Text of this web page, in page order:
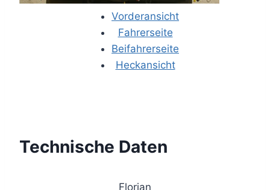
Vorderansicht
Fahrerseite
Beifahrerseite
Heckansicht
Technische Daten
Florian